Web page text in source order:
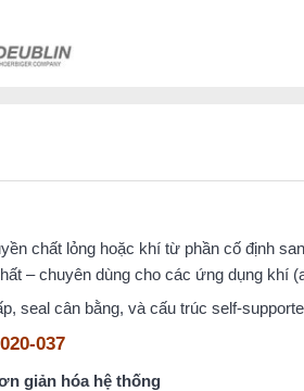
chất lỏng hoặc khí từ phần cố định
– chuyên dùng cho các ứng dụng khí
seal cân bằng, và cấu trúc
037
giản hóa hệ thống